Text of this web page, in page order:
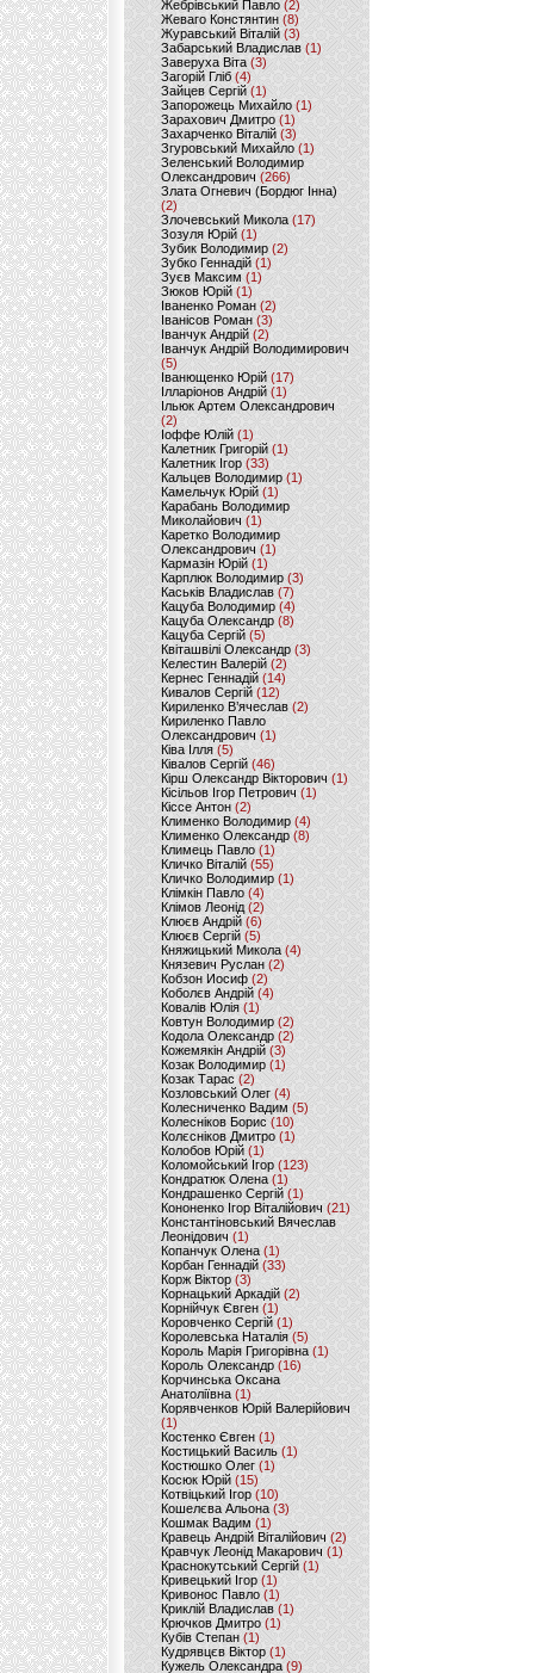
Жебрівський Павло (2)
Жеваго Констянтин (8)
Журавський Віталій (3)
Забарський Владислав (1)
Заверуха Віта (3)
Загорій Гліб (4)
Зайцев Сергій(1)
Запорожець Михайло (1)
Зарахович Дмитро (1)
Захарченко Віталій (3)
Згуровський Михайло (1)
Зеленський Володимир
Олександрович (266)
Злата Огневич (Бордюг Інна)
(2)
Злочевський Микола(17)
Зозуля Юрій (1)
Зубик Володимир (2)
Зубко Геннадій (1)
Зуєв Максим(1)
Зюков Юрій (1)
Іваненко Роман (2)
Іванісов Роман (3)
Іванчук Андрій(2)
Іванчук Андрій Володимирович
(5)
Іванющенко Юрій (17)
Ілларіонов Андрій (1)
Ільюк Артем Олександрович
(2)
Іоффе Юлій (1)
Калетник Григорій(1)
Калетник Ігор (33)
Кальцев Володимир(1)
Камельчук Юрій (1)
Карабань Володимир
Миколайович (1)
Каретко Володимир
Олександрович (1)
Кармазін Юрій(1)
Карплюк Володимир(3)
Каськів Владислав (7)
Кацуба Володимир (4)
Кацуба Олександр (8)
Кацуба Сергій (5)
Квіташвілі Олександр(3)
Келестин Валерій(2)
Кернес Геннадій (14)
Кивалов Сергій (12)
Кириленко В’ячеслав (2)
Кириленко Павло
Олександрович (1)
Ківа Ілля (5)
Ківалов Сергій(46)
Кірш Олександр Вікторович (1)
Кісільов Ігор Петрович (1)
Кіссе Антон (2)
Клименко Володимир(4)
Клименко Олександр (8)
Климець Павло (1)
Кличко Віталій(55)
Кличко Володимир (1)
Клімкін Павло (4)
Клімов Леонід(2)
Клюєв Андрій(6)
Клюєв Сергій (5)
Княжицький Микола(4)
Князевич Руслан (2)
Кобзон Иосиф(2)
Коболєв Андрій (4)
Ковалів Юлія(1)
Ковтун Володимир (2)
Кодола Олександр (2)
Кожемякін Андрій (3)
Козак Володимир (1)
Козак Тарас (2)
Козловський Олег(4)
Колесниченко Вадим (5)
Колесніков Борис (10)
Колєсніков Дмитро (1)
Колобов Юрій (1)
Коломойський Ігор (123)
Кондратюк Олена(1)
Кондрашенко Сергій (1)
Кононенко Ігор Віталійович (21)
Константіновський Вячеслав
Леонідович (1)
Копанчук Олена (1)
Корбан Геннадій (33)
Корж Віктор (3)
Корнацький Аркадій (2)
Корнійчук Євген (1)
Коровченко Сергій (1)
Королевська Наталія(5)
Король Марія Григорівна (1)
Король Олександр (16)
Корчинська Оксана
Анатоліївна (1)
Корявченков Юрій Валерійович
(1)
Костенко Євген (1)
Костицький Василь (1)
Костюшко Олег (1)
Косюк Юрій (15)
Котвіцький Ігор (10)
Кошелєва Альона(3)
Кошмак Вадим (1)
Кравець Андрій Віталійович (2)
Кравчук Леонід Макарович (1)
Краснокутський Сергій (1)
Кривецький Ігор (1)
Кривонос Павло (1)
Криклій Владислав (1)
Крючков Дмитро(1)
Кубів Степан(1)
Кудрявцєв Віктор (1)
Кужель Олександра (9)